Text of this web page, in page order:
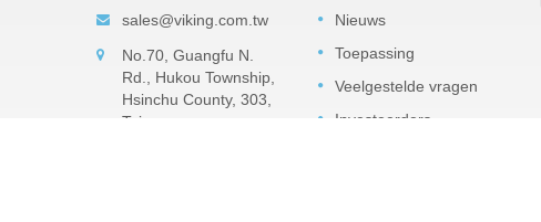
sales@viking.com.tw
No.70, Guangfu N.
Rd., Hukou Township,
Hsinchu County, 303,
Taiwan
Nieuws
Toepassing
Veelgestelde vragen
Investeerders
De TaN (tantalumnitride) film is een
vochtbestendige tantalumpentoxide
barrièrelaag die kan tegen hoge relatieve
luchtvochtigheid. TaN is veel robuuster in
het weerstaan van hoge